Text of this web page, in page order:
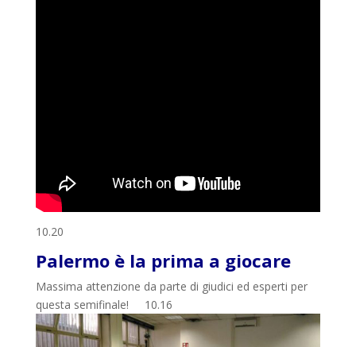
10.20
Palermo è la prima a giocare
Massima attenzione da parte di giudici ed esperti per
questa semifinale!
10.16